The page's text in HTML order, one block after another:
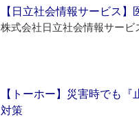
【日立社会情報サービス
株式会社日立社会情報サービ
【トーホー】災害時でも
対策